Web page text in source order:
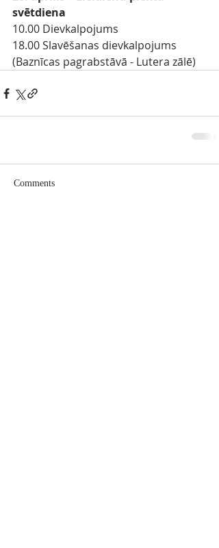
svētdiena
10.00 Dievkalpojums
18.00 Slavēšanas dievkalpojums
(Baznīcas pagrabstāvā - Lutera zālē)
Comments